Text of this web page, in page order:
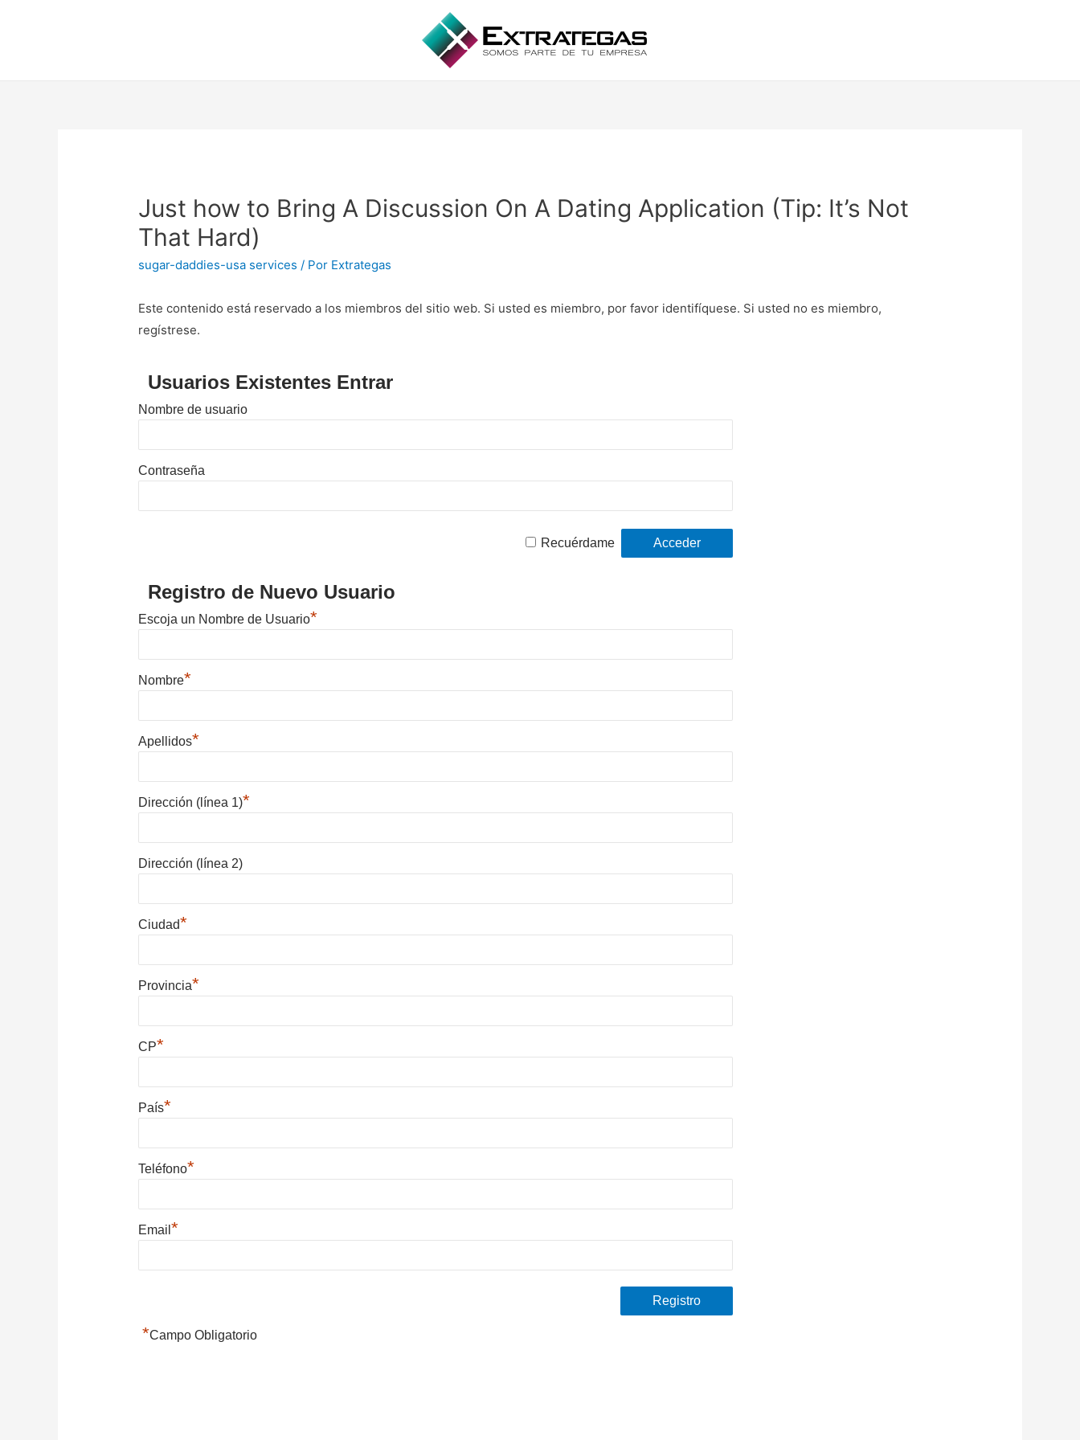
Just how to Bring A Discussion On A Dating Application (Tip: It’s Not
That Hard)
sugar-daddies-usa services / Por Extrategas
Este contenido está reservado a los miembros del sitio web. Si usted es miembro, por favor identifíquese. Si usted no es miembro,
regístrese.
Usuarios Existentes Entrar
Nombre de usuario
Contraseña
Recuérdame
Registro de Nuevo Usuario
Escoja un Nombre de Usuario*
Nombre*
Apellidos*
Dirección (línea 1)*
Dirección (línea 2)
Ciudad*
Provincia*
CP*
País*
Teléfono*
Email*
*Campo Obligatorio